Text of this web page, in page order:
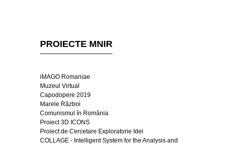
PROIECTE MNIR
iMAGO Romaniae
Muzeul Virtual
Capodopere 2019
Marele Război
Comunismul în România
Proiect 3D ICONS
Proiect de Cercetare Exploratorie Idei
COLLAGE - Intelligent System for the Analysis and